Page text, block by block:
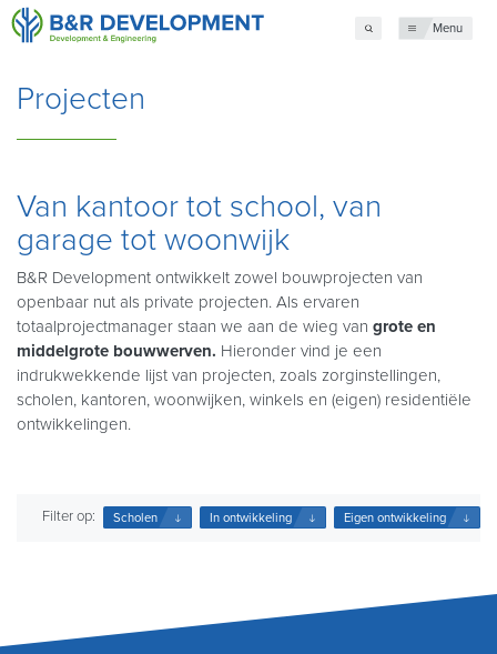
Menu
Projecten
Van kantoor tot school, van
garage tot woonwijk
B&R Development ontwikkelt zowel bouwprojecten van
openbaar nut als private projecten. Als ervaren
totaalprojectmanager staan we aan de wieg van grote en
middelgrote bouwwerven. Hieronder vind je een
indrukwekkende lijst van projecten, zoals zorginstellingen,
scholen, kantoren, woonwijken, winkels en (eigen) residentiële
ontwikkelingen.
Filter op: Scholen In ontwikkeling Eigen ontwikkeling